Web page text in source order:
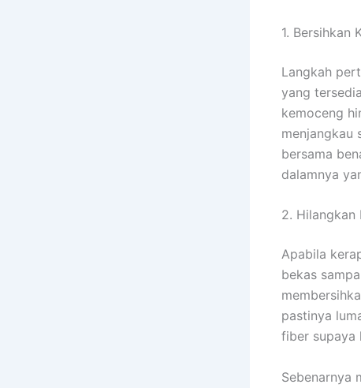
1. Bersihkan
Langkah
yang
kemoceng
menjangkau
bersama
dalamnya
2. Hilangkan
Apabila
bekas
pastinya
fiber supaya
Sebenarnya